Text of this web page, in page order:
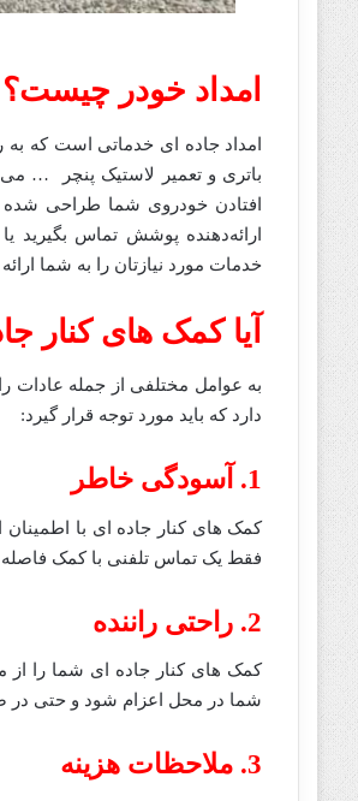
امداد خودر چیست؟
امداد جاده ای خدماتی است که
باتری و تعمیر لاستیک پنچر …
افتادن خودروی شما طراحی
ارائه‌دهنده پوشش تماس بگیرید
خدمات مورد نیازتان را به شما
آیا کمک های کنار
به عوامل مختلفی از جمله عادات
دارد که باید مورد توجه قرار گیرد:
1. آسودگی خاطر
کمک های کنار جاده ای با
فقط یک تماس تلفنی با کمک فاصله
2. راحتی راننده
کمک های کنار جاده ای شما را
شما در محل اعزام شود و حتی در
3. ملاحظات هزینه